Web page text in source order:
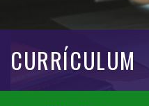
CURRÍCULUM